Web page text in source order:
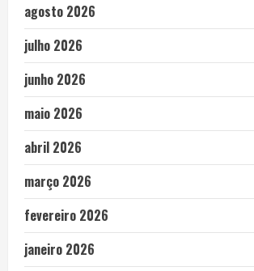
agosto 2026
julho 2026
junho 2026
maio 2026
abril 2026
março 2026
fevereiro 2026
janeiro 2026